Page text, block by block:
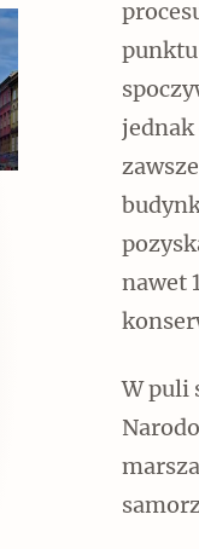
punktu
jednak
nawet
W puli